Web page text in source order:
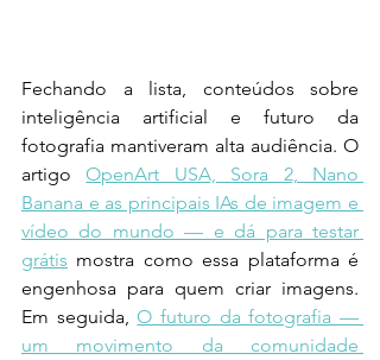
Fechando a lista, conteúdos sobre
inteligência artificial e futuro da
fotografia mantiveram alta audiência. O
artigo OpenArt USA, Sora 2, Nano
Banana e as principais IAs de imagem e
vídeo do mundo — e dá para testar
grátis mostra como essa plataforma é
engenhosa para quem criar imagens.
Em seguida, O futuro da fotografia —
um movimento da comunidade